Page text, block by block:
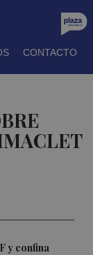
CONTACTO
y confina